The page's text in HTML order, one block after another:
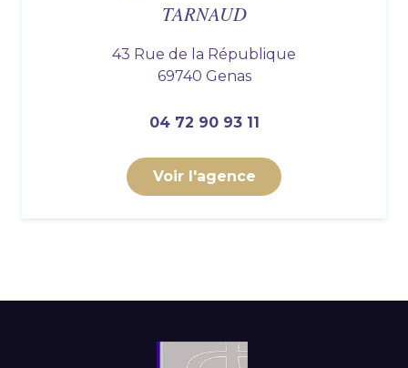
TARNAUD
43 Rue de la République
69740 Genas
04 72 90 93 11
Voir l'agence